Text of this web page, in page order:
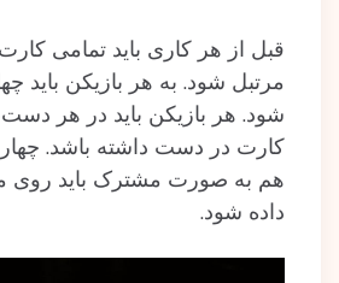
قبل از هر کاری باید تمامی
مرتبل شود. به هر بازیکن باید
شود. هر بازیکن باید در هر
کارت در دست داشته باشد. چهار
هم به صورت مشترک باید روی
داده شود.